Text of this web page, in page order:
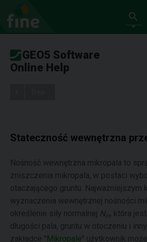
GEO5 Software
Online Help
Stateczność wewnętrzna
Nośność wewnętrzna mikropala to
zniszczenia mikropala, w postaci
otaczającego gruntu. Najważniejszym
wyznaczenia wewnętrznej nośności
określenie siły normalnej N cr, która
długości pala, gruntu w otoczeniu i
zakładce "Mikropale" użytkownik